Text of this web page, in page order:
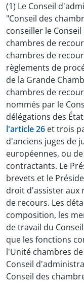
(1) Le Conseil
"Conseil des
conseiller le
chambres de
chambres de
règlements de
de la Grande
chambres de
nommés par le
délégations des
l'article 26 et trois
d'anciens juges de
européennes, ou
contractants. Le
brevets et le
droit d'assister aux
de recours. Les
composition, les
de travail du
que les fonctions
l'Unité chambres
Conseil
Conseil des